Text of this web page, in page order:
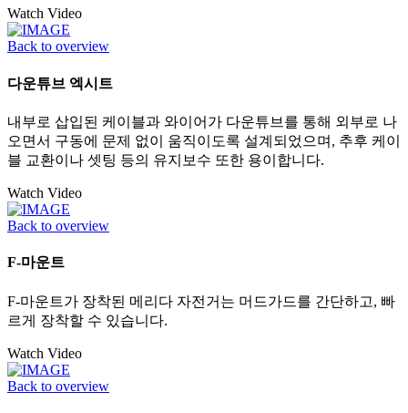
Watch Video
Back to overview
다운튜브 엑시트
내부로 삽입된 케이블과 와이어가 다운튜브를 통해 외부로 나
오면서 구동에 문제 없이 움직이도록 설계되었으며, 추후 케이
블 교환이나 셋팅 등의 유지보수 또한 용이합니다.
Watch Video
Back to overview
F-마운트
F-마운트가 장착된 메리다 자전거는 머드가드를 간단하고, 빠
르게 장착할 수 있습니다.
Watch Video
Back to overview